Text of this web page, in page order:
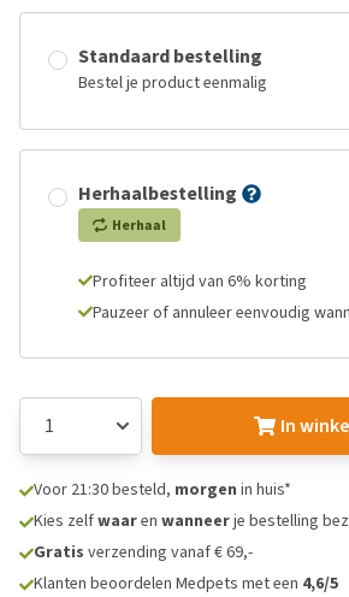
Standaard bestelling
Bestel je product eenmalig
Herhaalbestelling
Herhaal
Profiteer altijd van 6% korting
Pauzeer of annuleer eenvoudig
In
Voor 21:30 besteld, morgen in huis*
Kies zelfwaaren wanneerje bestelling
Gratis verzending vanaf € 69,-
Klanten beoordelen Medpets met een 4,6/5